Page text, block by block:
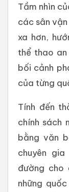
Tầm nhìn
các sân
xa hơn,
thể thao
bối cảnh
của từng
Tính đến
chính sách
bằng văn
chuyên
đường
những